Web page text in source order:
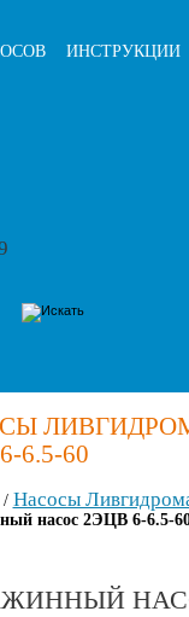
ИНСТРУКЦИИ
6.5-60
Насосы
насос 2ЭЦВ 6-6.5-